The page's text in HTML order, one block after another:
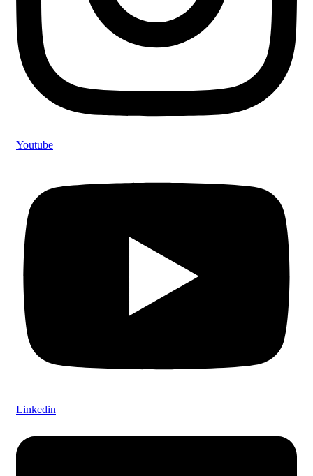
Youtube
Linkedin